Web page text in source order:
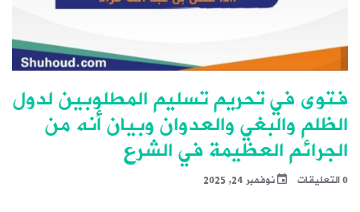
فتوى في تحريم تسليم المطلوبين لدول
الظلم والبغي والعدوان وبيان أنه من
الجرائم العظيمة في الشرع
0 التعليقات نوفمبر 24, 2025